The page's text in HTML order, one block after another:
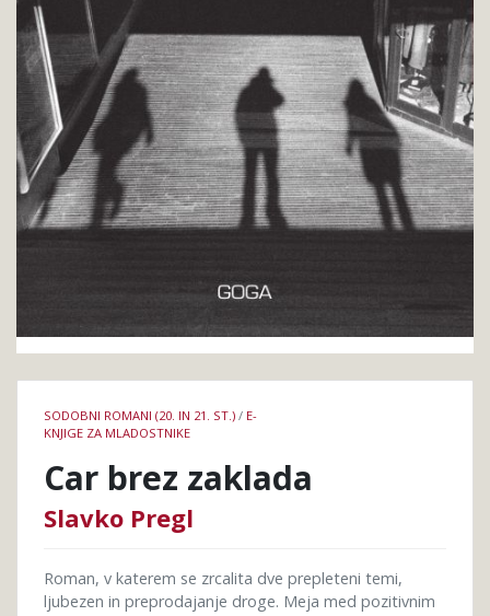
knjige
SODOBNI ROMANI (20. IN 21. ST.) / E-
KNJIGE ZA MLADOSTNIKE
Car brez zaklada
Slavko Pregl
Roman, v katerem se zrcalita dve prepleteni temi,
ljubezen in preprodajanje droge. Meja med pozitivnim